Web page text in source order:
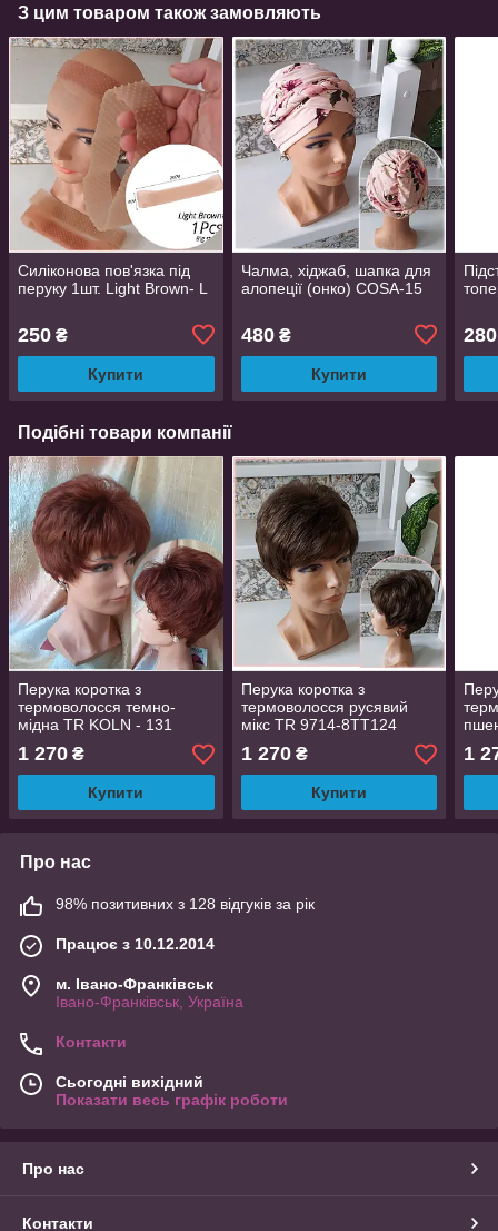
З цим товаром також замовляють
Силіконова пов'язка під
перуку 1шт. Light Brown- L
250 ₴
Купити
Чалма, хіджаб, шапка для
алопеції (онко) COSA-15
480₴
Купити
280
Подібні товари компанії
Перука коротка з
термоволосся темно-
мідна TR KOLN - 131
1 270 ₴
Купити
Перука коротка з
термоволосся русявий
мікс TR 9714-8TT124
1 270₴
Купити
24
1
Про нас
98% позитивних з 128 відгуків за рік
Працює з 10.12.2014
м. Івано-Франківськ
Івано-Франківськ, Україна
Контакти
Сьогодні вихідний
Показати весь графік роботи
Про нас
Контакти